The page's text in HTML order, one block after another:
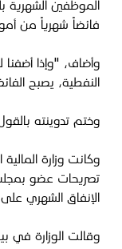
فائضاً شهرياً من أموال
وأضاف، "وإذا أضفنا
النفطية، يصبح الفائض 4 ترليونات دينار
وختم تدوينته
وكانت وزارة
تصريحات عضو بمجلس
الإنفاق الشهري على
وقالت الوزارة في